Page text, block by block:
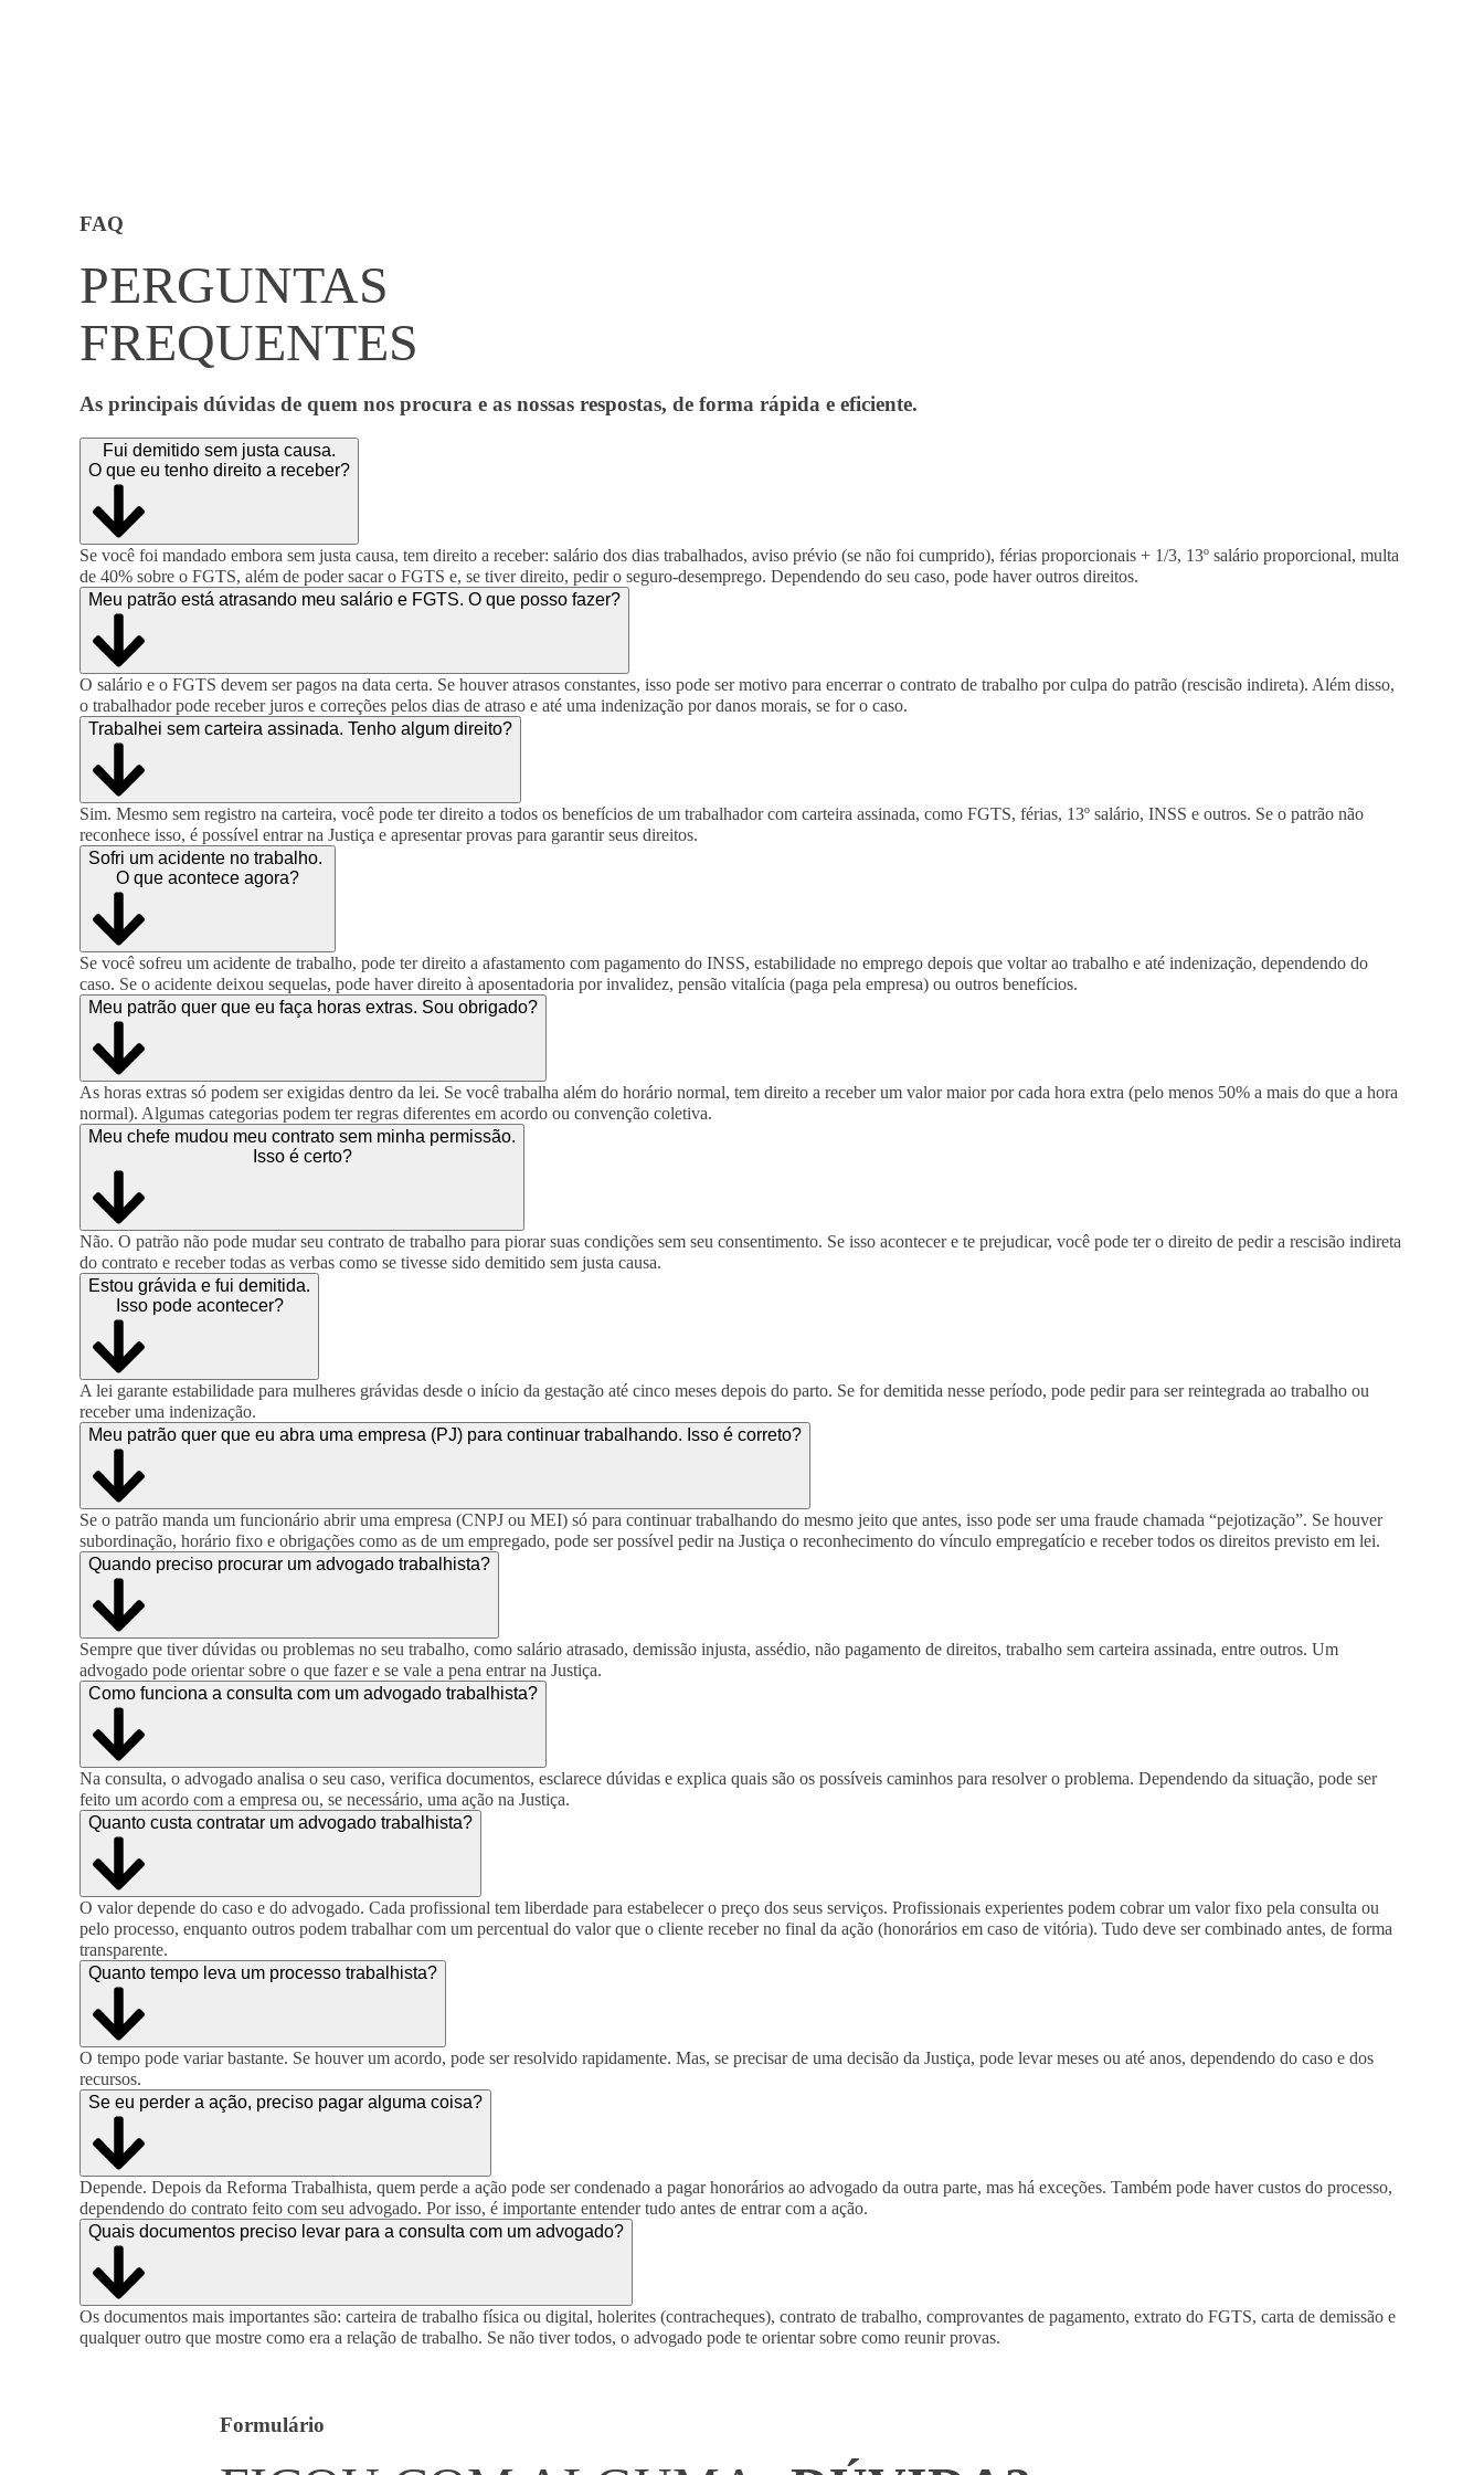
FAQ
PERGUNTAS
FREQUENTES
As principais dúvidas de quem nos procura e as nossas respostas, de forma rápida e eficiente.
Fui demitido sem justa causa.
O que eu tenho direito a receber?
Se você foi mandado embora sem justa causa, tem direito a receber: salário dos dias trabalhados, aviso prévio (se não foi cumprido), férias proporcionais + 1/3, 13º salário proporcional, multa
de 40% sobre o FGTS, além de poder sacar o FGTS e, se tiver direito, pedir o seguro-desemprego. Dependendo do seu caso, pode haver outros direitos.
Meu patrão está atrasando meu salário e FGTS. O que posso fazer?
O salário e o FGTS devem ser pagos na data certa. Se houver atrasos constantes, isso pode ser motivo para encerrar o contrato de trabalho por culpa do patrão (rescisão indireta). Além disso,
o trabalhador pode receber juros e correções pelos dias de atraso e até uma indenização por danos morais, se for o caso.
Trabalhei sem carteira assinada. Tenho algum direito?
Sim. Mesmo sem registro na carteira, você pode ter direito a todos os benefícios de um trabalhador com carteira assinada, como FGTS, férias, 13º salário, INSS e outros. Se o patrão não
reconhece isso, é possível entrar na Justiça e apresentar provas para garantir seus direitos.
Sofri um acidente no trabalho.
O que acontece agora?
Se você sofreu um acidente de trabalho, pode ter direito a afastamento com pagamento do INSS, estabilidade no emprego depois que voltar ao trabalho e até indenização, dependendo do
caso. Se o acidente deixou sequelas, pode haver direito à aposentadoria por invalidez, pensão vitalícia (paga pela empresa) ou outros benefícios.
Meu patrão quer que eu faça horas extras. Sou obrigado?
As horas extras só podem ser exigidas dentro da lei. Se você trabalha além do horário normal, tem direito a receber um valor maior por cada hora extra (pelo menos 50% a mais do que a hora
normal). Algumas categorias podem ter regras diferentes em acordo ou convenção coletiva.
Meu chefe mudou meu contrato sem minha permissão.
Isso é certo?
Não. O patrão não pode mudar seu contrato de trabalho para piorar suas condições sem seu consentimento. Se isso acontecer e te prejudicar, você pode ter o direito de pedir a rescisão indireta
do contrato e receber todas as verbas como se tivesse sido demitido sem justa causa.
Estou grávida e fui demitida.
Isso pode acontecer?
A lei garante estabilidade para mulheres grávidas desde o início da gestação até cinco meses depois do parto. Se for demitida nesse período, pode pedir para ser reintegrada ao trabalho ou
receber uma indenização.
Meu patrão quer que eu abra uma empresa (PJ) para continuar trabalhando. Isso é correto?
Se o patrão manda um funcionário abrir uma empresa (CNPJ ou MEI) só para continuar trabalhando do mesmo jeito que antes, isso pode ser uma fraude chamada “pejotização”. Se houver
subordinação, horário fixo e obrigações como as de um empregado, pode ser possível pedir na Justiça o reconhecimento do vínculo empregatício e receber todos os direitos previsto em lei.
Quando preciso procurar um advogado trabalhista?
Sempre que tiver dúvidas ou problemas no seu trabalho, como salário atrasado, demissão injusta, assédio, não pagamento de direitos, trabalho sem carteira assinada, entre outros. Um
advogado pode orientar sobre o que fazer e se vale a pena entrar na Justiça.
Como funciona a consulta com um advogado trabalhista?
Na consulta, o advogado analisa o seu caso, verifica documentos, esclarece dúvidas e explica quais são os possíveis caminhos para resolver o problema. Dependendo da situação, pode ser
feito um acordo com a empresa ou, se necessário, uma ação na Justiça.
Quanto custa contratar um advogado trabalhista?
O valor depende do caso e do advogado. Cada profissional tem liberdade para estabelecer o preço dos seus serviços. Profissionais experientes podem cobrar um valor fixo pela consulta ou
pelo processo, enquanto outros podem trabalhar com um percentual do valor que o cliente receber no final da ação (honorários em caso de vitória). Tudo deve ser combinado antes, de forma
transparente.
Quanto tempo leva um processo trabalhista?
O tempo pode variar bastante. Se houver um acordo, pode ser resolvido rapidamente. Mas, se precisar de uma decisão da Justiça, pode levar meses ou até anos, dependendo do caso e dos
recursos.
Se eu perder a ação, preciso pagar alguma coisa?
Depende. Depois da Reforma Trabalhista, quem perde a ação pode ser condenado a pagar honorários ao advogado da outra parte, mas há exceções. Também pode haver custos do processo,
dependendo do contrato feito com seu advogado. Por isso, é importante entender tudo antes de entrar com a ação.
Quais documentos preciso levar para a consulta com um advogado?
Os documentos mais importantes são: carteira de trabalho física ou digital, holerites (contracheques), contrato de trabalho, comprovantes de pagamento, extrato do FGTS, carta de demissão e
qualquer outro que mostre como era a relação de trabalho. Se não tiver todos, o advogado pode te orientar sobre como reunir provas.
Formulário